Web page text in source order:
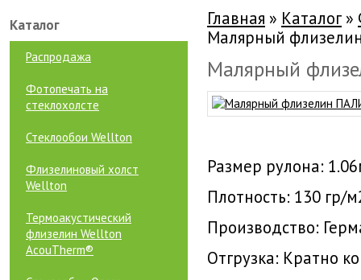
Каталог
Распродажа
Фотопечать на
стеклохолсте
Стеклообои Wellton
Флизелиновый холст
Wellton
Термоакустический
флизелин Wellton
AcouTherm®
Главная » Каталог »
Малярный
Малярный
Размер рулона:
Плотность: 130 гр/
Производство:
Отгрузка: Кратно